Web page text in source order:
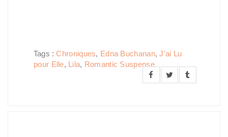
Tags :Chroniques, Edna Buchanan,J'ai Lu
pour Elle, Lila, Romantic Suspense